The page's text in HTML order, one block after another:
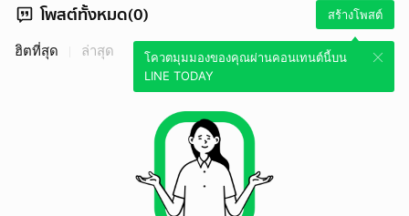
โพสต์ทั้งหมด(0) สร้างโพสต์
โควตมุมมองของคุณผ่านคอนเทนต์นี้บน
LINE TODAY
ฮิตที่สุด ล่าสุด